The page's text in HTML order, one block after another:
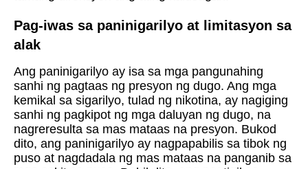
Pag-iwas sa paninigarilyo at limitasyon sa
alak
Ang paninigarilyo ay isa sa mga pangunahing
sanhi ng pagtaas ng presyon ng dugo. Ang mga
kemikal sa sigarilyo, tulad ng nikotina, ay nagiging
sanhi ng pagkipot ng mga daluyan ng dugo, na
nagreresulta sa mas mataas na presyon. Bukod
dito, ang paninigarilyo ay nagpapabilis sa tibok ng
puso at nagdadala ng mas mataas na panganib sa